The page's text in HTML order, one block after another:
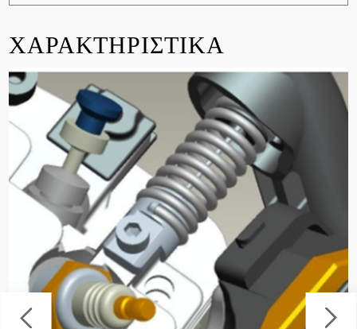
ΧΑΡΑΚΤΗΡΙΣΤΙΚΑ